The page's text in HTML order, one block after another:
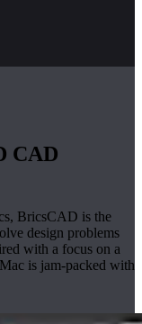
CAD
BricsCAD is the
design problems
with a focus on a
is jam-packed with